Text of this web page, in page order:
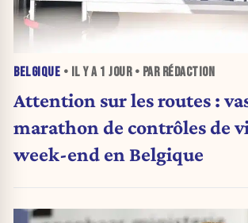
BELGIQUE • IL Y A 1 JOUR• PAR RÉDACTION
Attention sur les routes :
marathon de contrôles de
week-end en Belgique